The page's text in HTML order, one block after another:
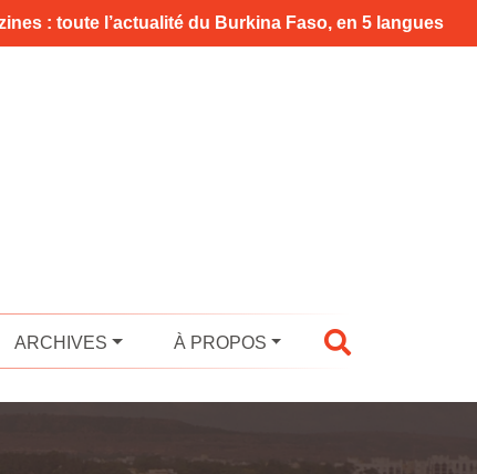
: toute l’actualité du Burkina Faso, en 5 langues
ARCHIVES À PROPOS